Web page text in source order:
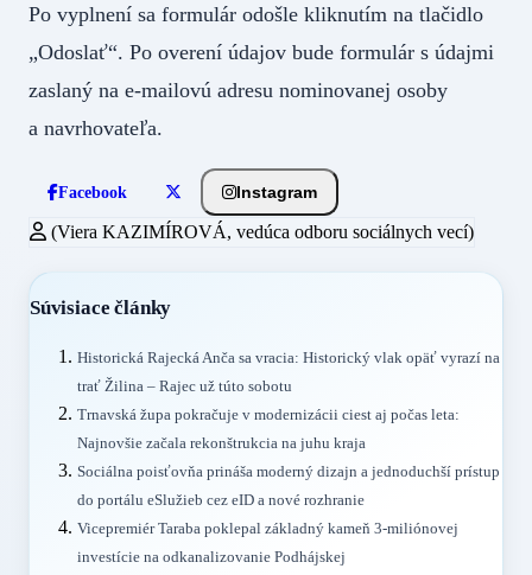
Po vyplnení sa formulár odošle kliknutím na tlačidlo
„Odoslať“. Po overení údajov bude formulár s údajmi
zaslaný na e-mailovú adresu nominovanej osoby
a navrhovateľa.
Facebook Instagram
(Viera KAZIMÍROVÁ, vedúca odboru sociálnych vecí)
Súvisiace články
Historická Rajecká Anča sa vracia: Historický vlak opäť vyrazí na
trať Žilina – Rajec už túto sobotu
Trnavská župa pokračuje v modernizácii ciest aj počas leta:
Najnovšie začala rekonštrukcia na juhu kraja
Sociálna poisťovňa prináša moderný dizajn a jednoduchší prístup
do portálu eSlužieb cez eID a nové rozhranie
Vicepremiér Taraba poklepal základný kameň 3-miliónovej
investície na odkanalizovanie Podhájskej